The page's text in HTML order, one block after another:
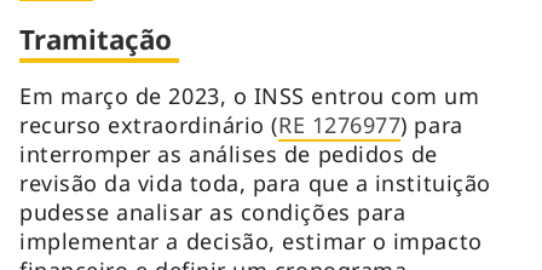
Tramitação
Em março de 2023, o INSS entrou com um
recurso extraordinário (RE 1276977) para
interromper as análises de pedidos de
revisão da vida toda, para que a instituição
pudesse analisar as condições para
implementar a decisão, estimar o impacto